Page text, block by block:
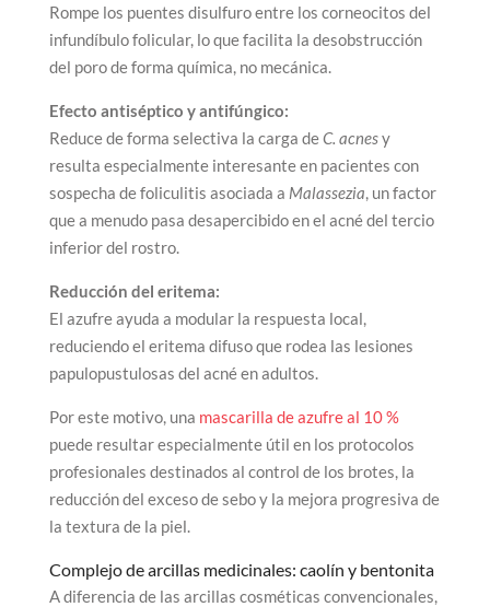
Rompe los puentes disulfuro entre los corneocitos del
infundíbulo folicular, lo que facilita la desobstrucción
del poro de forma química, no mecánica.
Efecto antiséptico y antifúngico:
Reduce de forma selectiva la carga deC. acnesy
resulta especialmente interesante en pacientes con
sospecha de foliculitis asociada a Malassezia, un factor
que a menudo pasa desapercibido en el acné del tercio
inferior del rostro.
Reducción del eritema:
El azufre ayuda a modular la respuesta local,
reduciendo el eritema difuso que rodea las lesiones
papulopustulosas del acné en adultos.
Por este motivo, una mascarilla de azufre al 10 %
puede resultar especialmente útil en los protocolos
profesionales destinados al control de los brotes, la
reducción del exceso de sebo y la mejora progresiva de
la textura de la piel.
Complejo de arcillas medicinales: caolín y bentonita
A diferencia de las arcillas cosméticas convencionales,